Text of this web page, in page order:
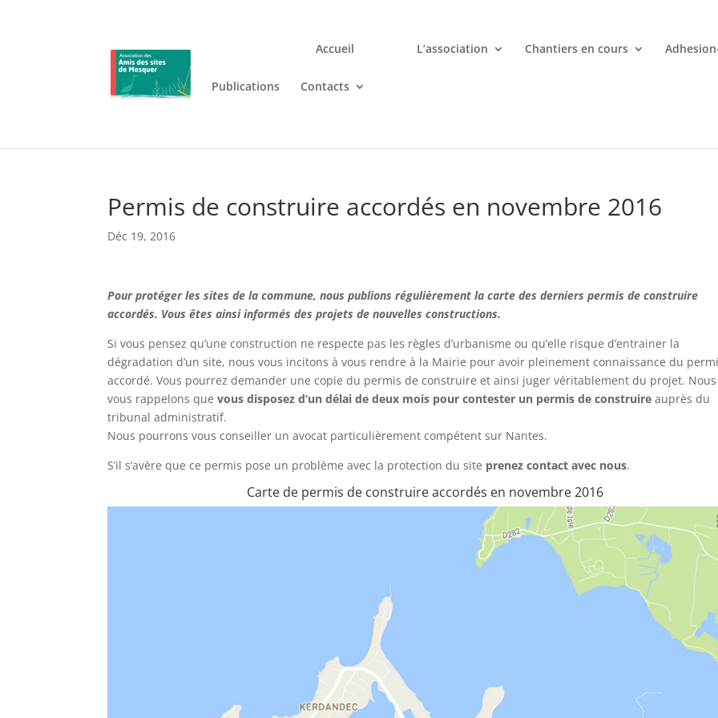
Accueil L’association Chantiers en cours
Publications Contacts
Jouez n’importe où et n’importe quand avec votre smartphone chez
Permis de construire accordés en novembre 2016
Déc 19, 2016
Pour protéger les sites de la commune, nous publions régulièrement la carte des derniers permis de construire
accordés. Vous êtes ainsi informés des projets de nouvelles constructions.
Si vous pensez qu’une construction ne respecte pas les règles d’urbanisme ou qu’elle risque d’entrainer la
dégradation d’un site, nous vous incitons à vous rendre à la Mairie pour avoir pleinement connaissance du
accordé. Vous pourrez demander une copie du permis de construire et ainsi juger véritablement du projet. Nous
vous rappelons quevous disposez d’un délai de deux mois pour contester un permis de construire auprès du
tribunal administratif.
Nous pourrons vous conseiller un avocat particulièrement compétent sur Nantes.
S’il s’avère que ce permis pose un problème avec la protection du site prenez contact avec nous.
Carte de permis de construire accordés en novembre 2016